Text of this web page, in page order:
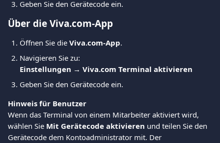
Geben Sie den Gerätecode ein.
Über die Viva.com-App
Öffnen Sie die Viva.com-App.
Navigieren Sie zu:
Einstellungen → Viva.com Terminal aktivieren
Geben Sie den Gerätecode ein.
Hinweis für Benutzer
Wenn das Terminal von einem Mitarbeiter aktiviert wird,
wählen Sie Mit Gerätecode aktivieren und teilen Sie den
Gerätecode dem Kontoadministrator mit. Der